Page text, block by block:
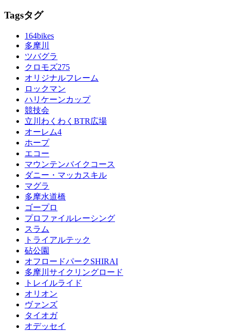
Tagsタグ
164bikes
多摩川
ツバグラ
クロモズ275
オリジナルフレーム
ロックマン
ハリケーンカップ
競技会
立川わくわくBTR広場
オーレム4
ホープ
エコー
マウンテンバイクコース
ダニー・マッカスキル
マグラ
多摩水道橋
ゴープロ
プロファイルレーシング
スラム
トライアルテック
砧公園
オフロードパークSHIRAI
多摩川サイクリングロード
トレイルライド
オリオン
ヴァンズ
タイオガ
オデッセイ